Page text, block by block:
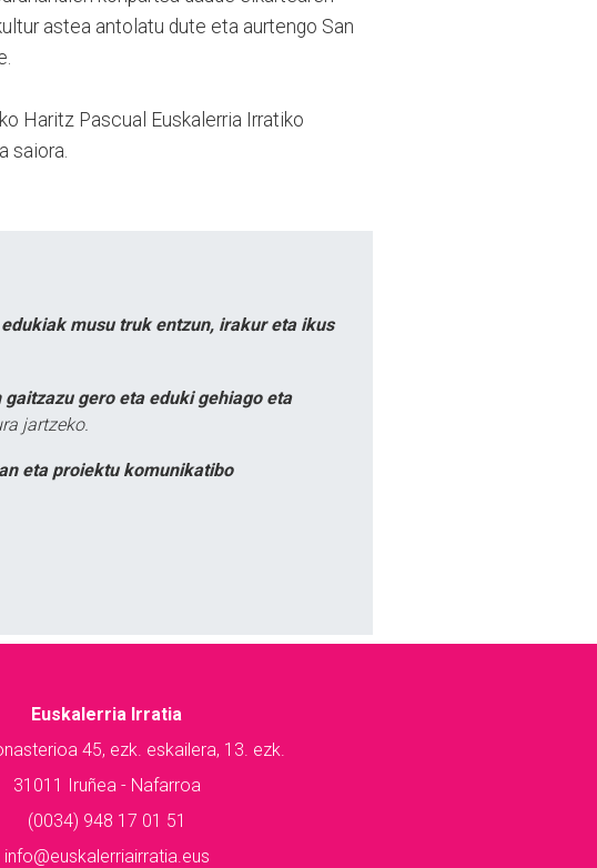
astea antolatu dute eta aurtengo San
Haritz Pascual Euskalerria Irratiko
saiora.
edukiak musu truk entzun, irakur eta ikus
gero eta eduki gehiago eta
jartzeko.
eta proiektu komunikatibo
Euskalerria Irratia
45, ezk. eskailera, 13. ezk.
31011 Iruñea - Nafarroa
(0034) 948 17 01 51
info@euskalerriairratia.eus